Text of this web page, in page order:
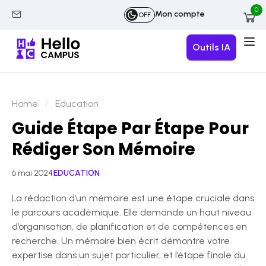
OFF Mon compte 0
Outils IA
Home Education
Guide Étape Par Étape Pour
Rédiger Son Mémoire
6 mai 2024EDUCATION
La rédaction d’un mémoire est une étape cruciale dans
le parcours académique. Elle demande un haut niveau
d’organisation, de planification et de compétences en
recherche. Un mémoire bien écrit démontre votre
expertise dans un sujet particulier, et l’étape finale du